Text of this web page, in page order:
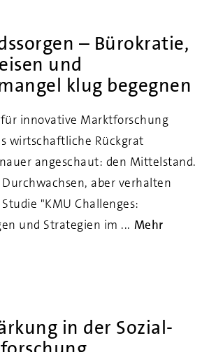
– Bürokratie,
und
klug begegnen
innovative Marktforschung
wirtschaftliche Rückgrat
angeschaut: den Mittelstand.
Durchwachsen, aber verhalten
"KMU Challenges:
und Strategien im ... Mehr
in der Sozial-